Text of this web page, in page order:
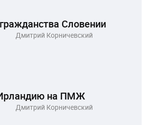
Словении
Дмитрий Корничевский
на ПМЖ
Дмитрий Корничевский